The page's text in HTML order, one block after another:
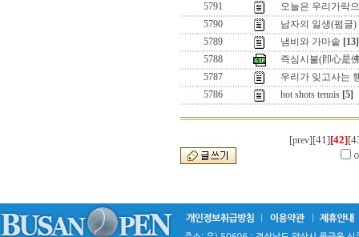
5791
오늘은 우리가락
5790
남자의 일생(펌글)
5789
냄비와 가마솥 [13]
5788
즉심시불(卽心是
5787
우리가 잊고사는
5786
hot shots tennis [5]
[prev] [41][42]